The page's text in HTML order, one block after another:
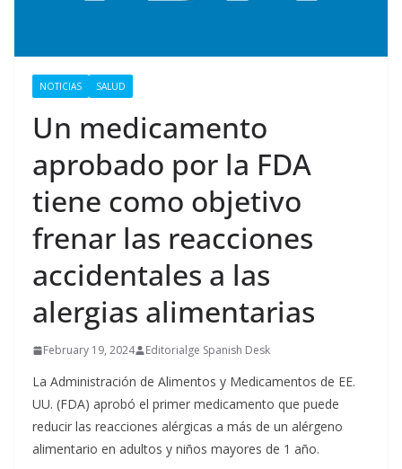
NOTICIAS SALUD
Un medicamento
aprobado por la FDA
tiene como objetivo
frenar las reacciones
accidentales a las
alergias alimentarias
February 19, 2024 Editorialge Spanish Desk
La Administración de Alimentos y Medicamentos de EE.
UU. (FDA) aprobó el primer medicamento que puede
reducir las reacciones alérgicas a más de un alérgeno
alimentario en adultos y niños mayores de 1 año.